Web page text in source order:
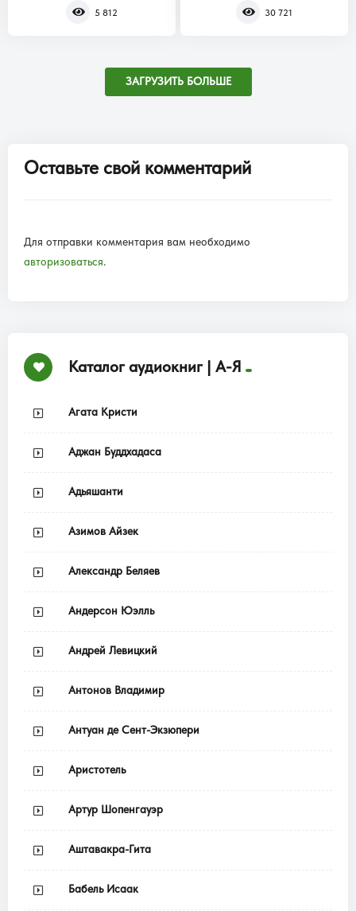
5 812 30 721
ЗАГРУЗИТЬ БОЛЬШЕ
Оставьте свой комментарий
Для отправки комментария вам необходимо
авторизоваться.
Каталог аудиокниг | А-Я
Агата Кристи
Аджан Буддхадаса
Адьяшанти
Азимов Айзек
Александр Беляев
Андерсон Юэлль
Андрей Левицкий
Антонов Владимир
Антуан де Сент-Экзюпери
Аристотель
Артур Шопенгауэр
Аштавакра-Гита
Бабель Исаак